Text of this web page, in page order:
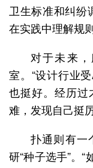
卫生标准和纠
在实践中理解规
对于未来
室。“设计行业
也挺好。经历过
难，发现自己挺
扑通则有
研“种子选手”。